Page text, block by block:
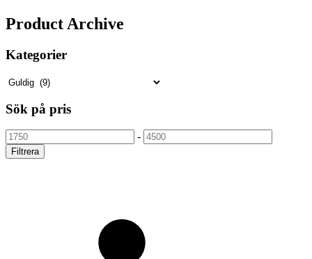
Product Archive
Kategorier
Sök på pris
-
Filtrera